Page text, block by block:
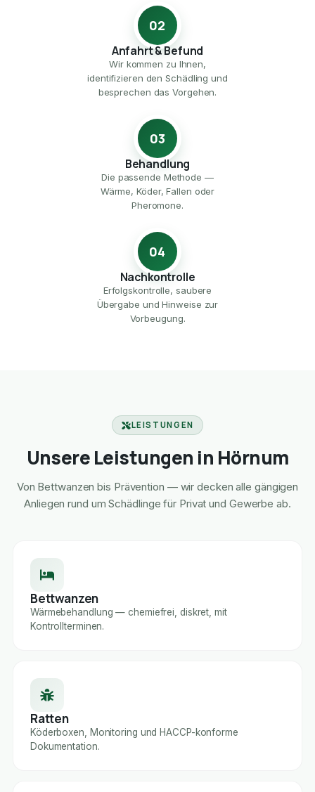
02
Anfahrt & Befund
Wir kommen zu Ihnen,
identifizieren den Schädling und
besprechen das Vorgehen.
03
Behandlung
Die passende Methode —
Wärme, Köder, Fallen oder
Pheromone.
04
Nachkontrolle
Erfolgskontrolle, saubere
Übergabe und Hinweise zur
Vorbeugung.
LEISTUNGEN
Unsere Leistungen in Hörnum
Von Bettwanzen bis Prävention — wir decken alle gängigen
Anliegen rund um Schädlinge für Privat und Gewerbe ab.
Bettwanzen
Wärmebehandlung — chemiefrei, diskret, mit
Kontrollterminen.
Ratten
Köderboxen, Monitoring und HACCP-konforme
Dokumentation.